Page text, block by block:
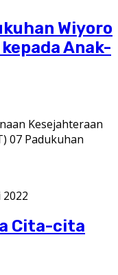
Wiyoro
Anak-
Kesejahteraan
07 Padukuhan
2022
Cita-cita